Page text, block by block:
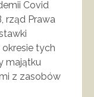
Covid
rząd Prawa
tych
majątku
z zasobów